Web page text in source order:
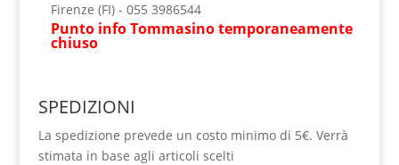
Firenze (FI) - ‭055 3986544‬
Punto info Tommasino temporaneamente
chiuso
SPEDIZIONI
La spedizione prevede un costo minimo di 5€. Verrà
stimata in base agli articoli scelti